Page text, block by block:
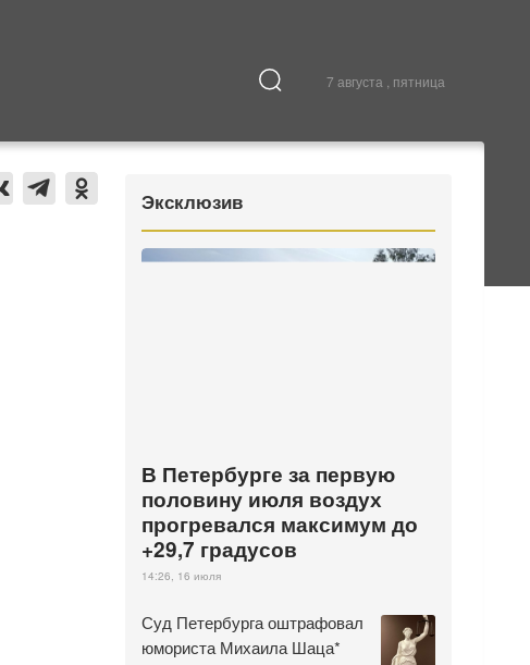
7 августа , пятница
Культура
Эксклюзив
В Петербурге за первую
половину июля воздух
прогревался максимум до
+29,7 градусов
14:26, 16 июля
Суд Петербурга оштрафовал
юмориста Михаила Шаца*